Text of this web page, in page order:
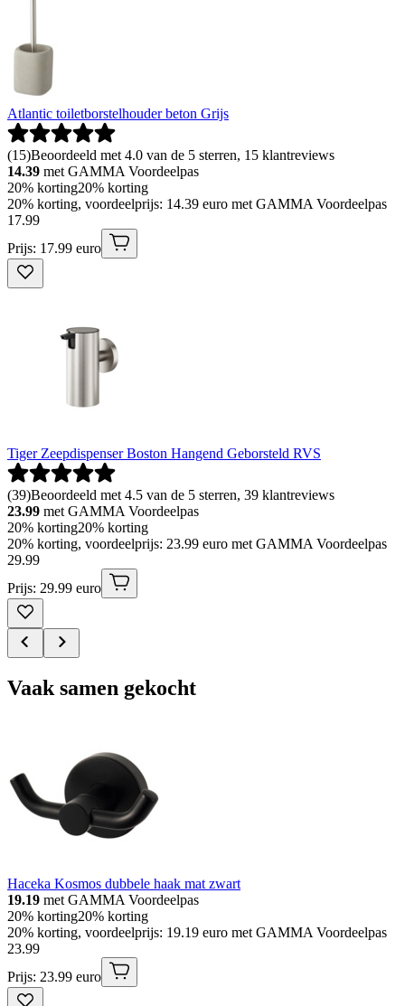
Atlantic toiletborstelhouder beton Grijs
(15)Beoordeeld met 4.0 van de 5 sterren, 15 klantreviews
14.39 met GAMMA Voordeelpas
20% korting20% korting
20% korting, voordeelprijs: 14.39 euro met GAMMA Voordeelpas
17.99
Prijs: 17.99 euro
Tiger Zeepdispenser Boston Hangend Geborsteld RVS
(39)Beoordeeld met 4.5 van de 5 sterren, 39 klantreviews
23.99 met GAMMA Voordeelpas
20% korting20% korting
20% korting, voordeelprijs: 23.99 euro met GAMMA Voordeelpas
29.99
Prijs: 29.99 euro
Vaak samen gekocht
Haceka Kosmos dubbele haak mat zwart
19.19 met GAMMA Voordeelpas
20% korting20% korting
20% korting, voordeelprijs: 19.19 euro met GAMMA Voordeelpas
23.99
Prijs: 23.99 euro